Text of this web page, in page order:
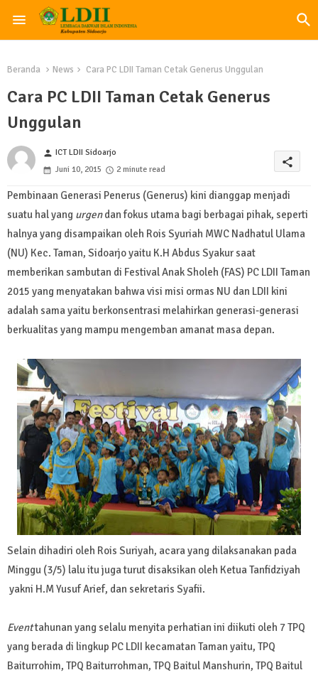
Beranda News Cara PC LDII Taman Cetak Generus Unggulan
Cara PC LDII Taman Cetak Generus
Unggulan
person ICT LDII Sidoarjo
Juni 10, 2015
2 minute read
share
Pembinaan Generasi Penerus (Generus) kini dianggap menjadi
suatu hal yang urgendan fokus utama bagi berbagai pihak, seperti
halnya yang disampaikan oleh Rois Syuriah MWC Nadhatul Ulama
(NU) Kec. Taman, Sidoarjo yaitu K.H Abdus Syakur saat
memberikan sambutan di Festival Anak Sholeh (FAS) PC LDII Taman
2015 yang menyatakan bahwa visi misi ormas NU dan LDII kini
adalah sama yaitu berkonsentrasi melahirkan generasi-generasi
berkualitas yang mampu mengemban amanat masa depan.
Selain dihadiri oleh Rois Suriyah, acara yang dilaksanakan pada
Minggu (3/5) lalu itu juga turut disaksikan oleh Ketua Tanfidziyah
yakni H.M Yusuf Arief, dan sekretaris Syafii.
Eventtahunan yang selalu menyita perhatian ini diikuti oleh 7 TPQ
yang berada di lingkup PC LDII kecamatan Taman yaitu, TPQ
Baiturrohim, TPQ Baiturrohman, TPQ Baitul Manshurin, TPQ Baitul